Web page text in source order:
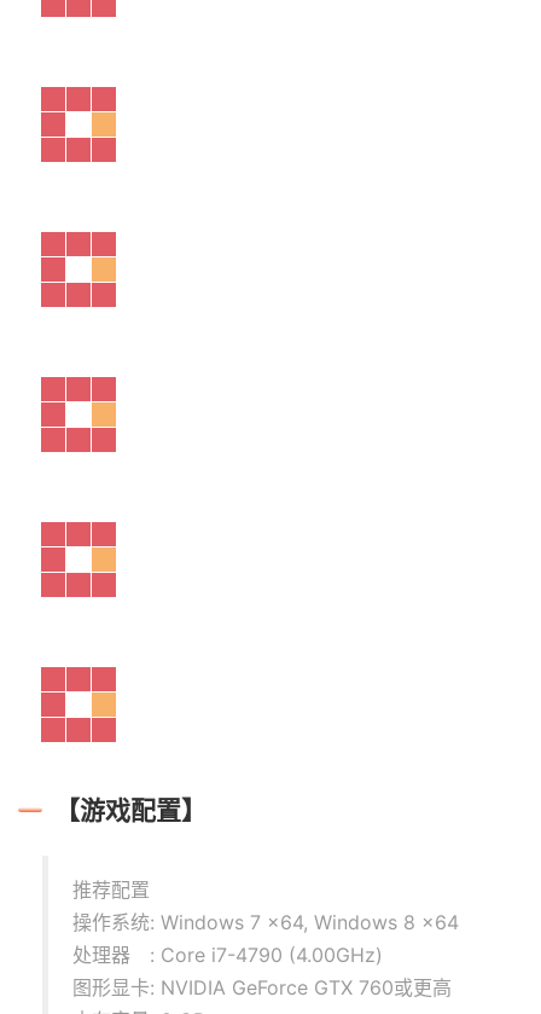
【游戏配置】
推荐配置
操作系统: Windows 7 x64, Windows 8 x64
处理器 : Core i7-4790 (4.00GHz)
图形显卡: NVIDIA GeForce GTX 760或更高